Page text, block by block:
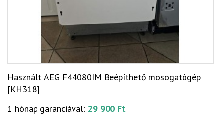
Használt AEG F44080IM Beépíthető mosogatógép
[KH318]
1 hónap garanciával: 29 900 Ft